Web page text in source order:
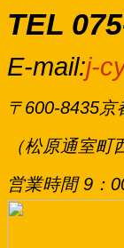
TEL
E-mail:j-
〒600-8435
（松原通室町
営業時間 9：